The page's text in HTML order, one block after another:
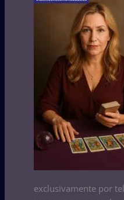
exclusivamente por